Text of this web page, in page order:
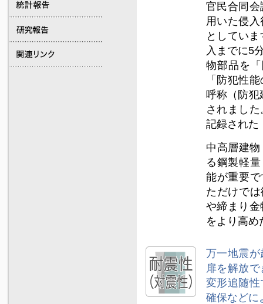
官民合同
用いた侵
としてい
入までに5
物部品を
「防犯性
呼称（防犯
されまし
記録された
中高層建
る鋼製軽
能が重要
ただけで
や締まり
をより高め
万一地震
扉を解放
変形追随
確保などに